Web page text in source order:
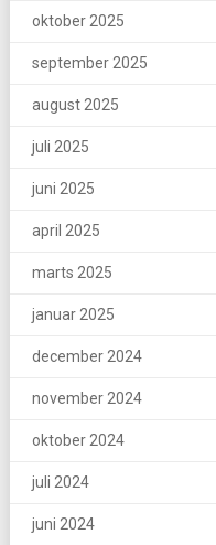
oktober 2025
september 2025
august 2025
juli 2025
juni 2025
april 2025
marts 2025
januar 2025
december 2024
november 2024
oktober 2024
juli 2024
juni 2024